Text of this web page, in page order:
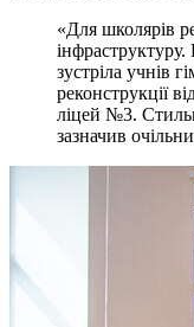
«Для школярів
зустріла учнів
реконструкції
ліцей №3.
зазначив